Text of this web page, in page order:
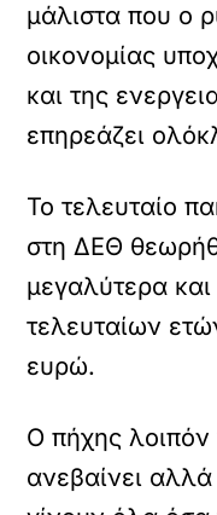
μάλιστα που ο
οικονομίας
και της
επηρεάζει
Το τελευταίο
στη ΔΕΘ
μεγαλύτερα
τελευταίων
ευρώ.
Ο πήχης λοιπόν
ανεβαίνει